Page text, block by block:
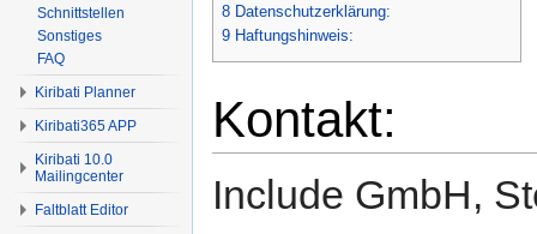
8 Datenschutzerklärung:
9 Haftungshinweis:
Kontakt:
Include GmbH,
Schnittstellen
Sonstiges
FAQ
Kiribati Planner
Kiribati365 APP
Kiribati 10.0
Mailingcenter
Faltblatt Editor